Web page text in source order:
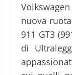
nuova ruota
911 GT3
di